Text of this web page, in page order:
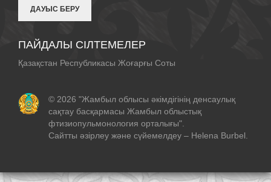
ПАЙДАЛЫ СІЛТЕМЕЛЕР
Қазақстан Республикасы Жоғарғы Соты
© 2026 "Жамбыл облысы әкімдігінің денсаулық
сақтау басқармасы Жамбыл облыстық
фтизиопульмонология орталығы".
Сайтты әзірлеу және сүйемелдеу – Helena Burbel